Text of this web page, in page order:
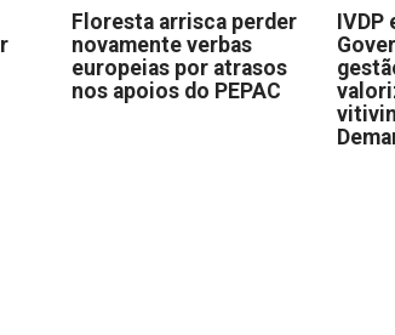
Floresta arrisca perder
novamente verbas
europeias por atrasos
nos apoios do PEPAC
IVDP